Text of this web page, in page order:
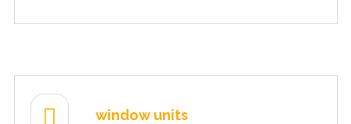
window units